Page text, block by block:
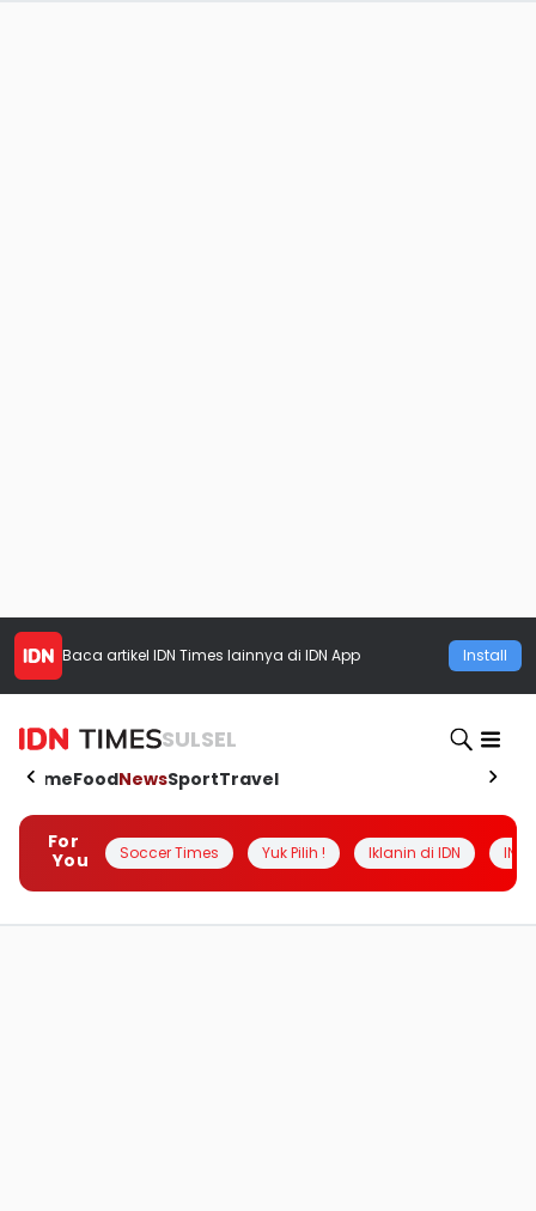
Baca artikel IDN Times lainnya di IDN App Install
SULSEL
HomeFoodNewsSportTravel
For
You
Soccer Times Yuk Pilih ! Iklanin di IDN